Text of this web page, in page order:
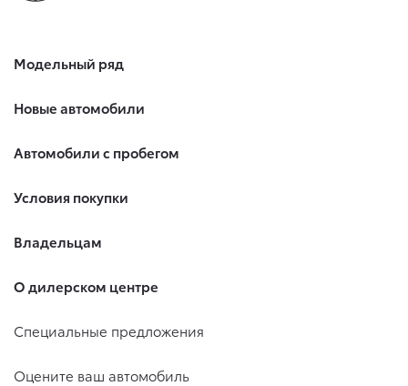
Модельный ряд
Новые автомобили
Автомобили с пробегом
Условия покупки
Владельцам
О дилерском центре
Специальные предложения
Оцените ваш автомобиль